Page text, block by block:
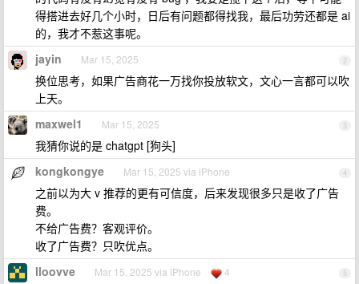
得搭进去好几个小时，日后有问题都得找我，最后功劳还都是 ai
的，我才不惹这事呢。
2
jayin Mar 15, 2025
换位思考，如果广告商花一万找你投放软文，文心一言都可以吹
上天。
3
maxwel1 Mar 15, 2025
我猜你说的是 chatgpt [狗头]
4
kongkongye Mar 15, 2025 via iPhone
之前以为大 v 推荐的更有可信度，后来发现很多只是收了广告
费。
不给广告费？客观评价。
收了广告费？只吹优点。
5
lloovve Mar 15, 2025 via iPhone 4